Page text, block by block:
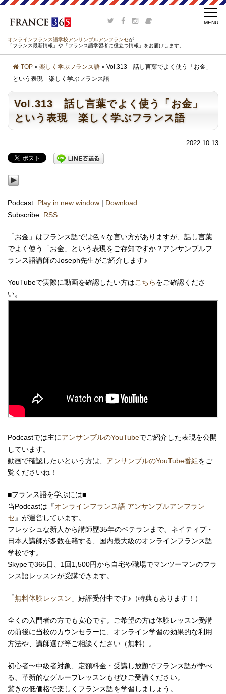
オンラインフランス語学校アンサンブルアンフランセが
「フランス最新情報」や「フランス語学習者に役立つ情報」をお届けします。
TOP » 楽しく学ぶフランス語 » Vol.313 話し言葉でよく使う「お金」
という表現 楽しく学ぶフランス語
Vol.313 話し言葉でよく使う「お金」
という表現 楽しく学ぶフランス語
2022.10.13
Podcast: Play in new window | Download
Subscribe: RSS
「お金」はフランス語では色々な言い方がありますが、話し言葉
でよく使う「お金」という表現をご存知ですか？アンサンブルフ
ランス語講師のJoseph先生がご紹介します♪
YouTubeで実際に動画を確認したい方はこちらをご確認くださ
い。
Podcastでは主にアンサンブルのYouTubeでご紹介した表現を公開
しています。
動画で確認したいという方は、 アンサンブルのYouTube番組をご
覧くださいね！
■フランス語を学ぶには■
当Podcastは『オンラインフランス語 アンサンブルアンフラン
セ 』が運営しています。
フレッシュな新人から講師歴35年のベテランまで、ネイティブ・
日本人講師が多数在籍する、国内最大級のオンラインフランス語
学校です。
Skypeで365日、1回1,500円から自宅や職場でマンツーマンのフラ
ンス語レッスンが受講できます。
「無料体験レッスン 」好評受付中です♪（特典もあります！）
全くの入門者の方でも安心です。ご希望の方は体験レッスン受講
の前後に当校のカウンセラーに、オンライン学習の効果的な利用
方法や、講師選び等ご相談ください（無料）。
初心者〜中級者対象、定額料金・受講し放題でフランス語が学べ
る、革新的なグループレッスンもぜひご受講ください。
驚きの低価格で楽しくフランス語を学習しましょう。